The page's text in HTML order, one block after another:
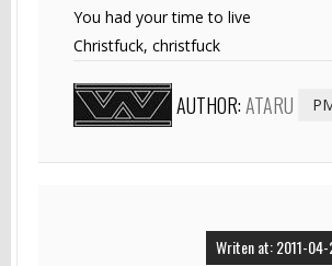
You had your time to live
Christfuck, christfuck
AUTHOR:ATARU
Writen at: 2011-